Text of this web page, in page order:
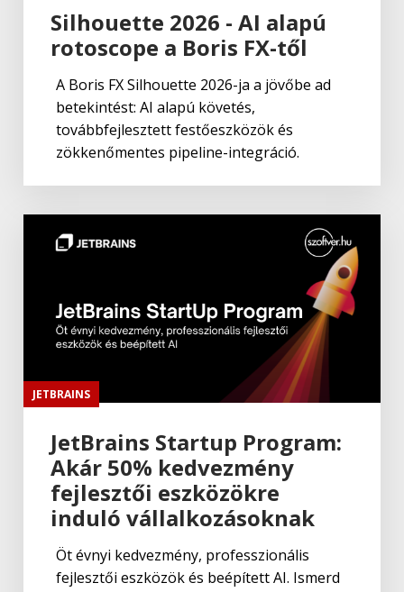
Silhouette 2026 - AI alapú
rotoscope a Boris FX-től
A Boris FX Silhouette 2026-ja a jövőbe ad
betekintést: AI alapú követés,
továbbfejlesztett festőeszközök és
zökkenőmentes pipeline-integráció.
JETBRAINS
JetBrains Startup Program:
Akár 50% kedvezmény
fejlesztői eszközökre
induló vállalkozásoknak
Öt évnyi kedvezmény, professzionális
fejlesztői eszközök és beépített AI. Ismerd